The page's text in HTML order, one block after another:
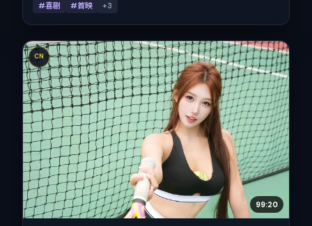
#喜剧 #首映 +3
CN
99:20